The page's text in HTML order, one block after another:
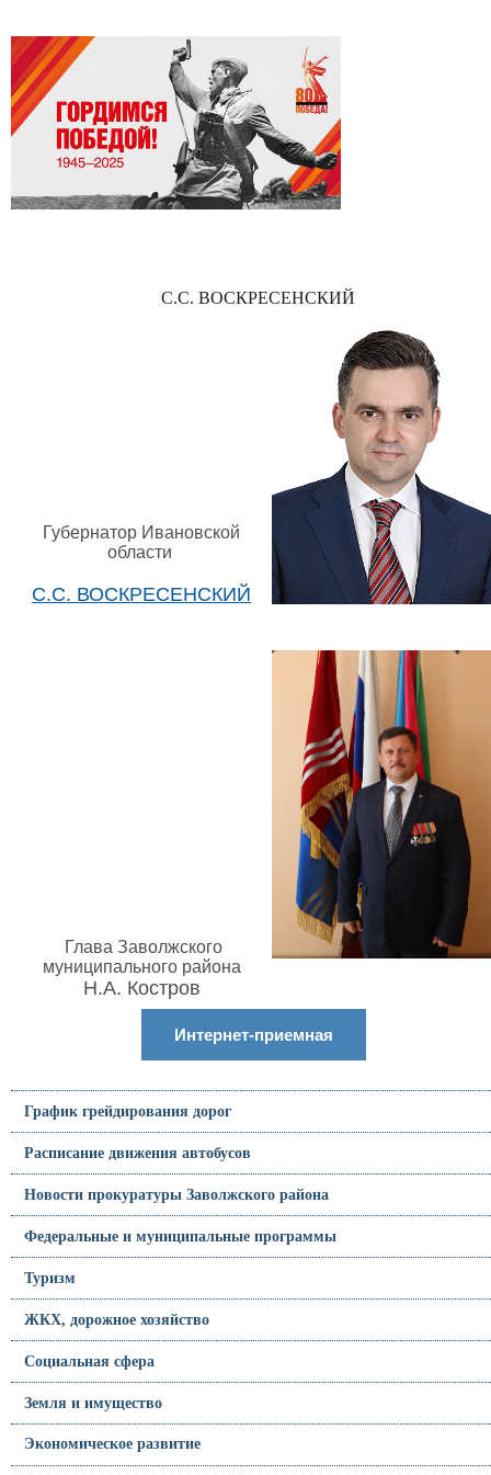
С.С. ВОСКРЕСЕНСКИЙ
Губернатор Ивановской
области
С.С. ВОСКРЕСЕНСКИЙ
Глава Заволжского
муниципального района
Н.А. Костров
Интернет-приемная
График грейдирования дорог
Расписание движения автобусов
Новости прокуратуры Заволжского района
Федеральные и муниципальные программы
Туризм
ЖКХ, дорожное хозяйство
Социальная сфера
Земля и имущество
Экономическое развитие